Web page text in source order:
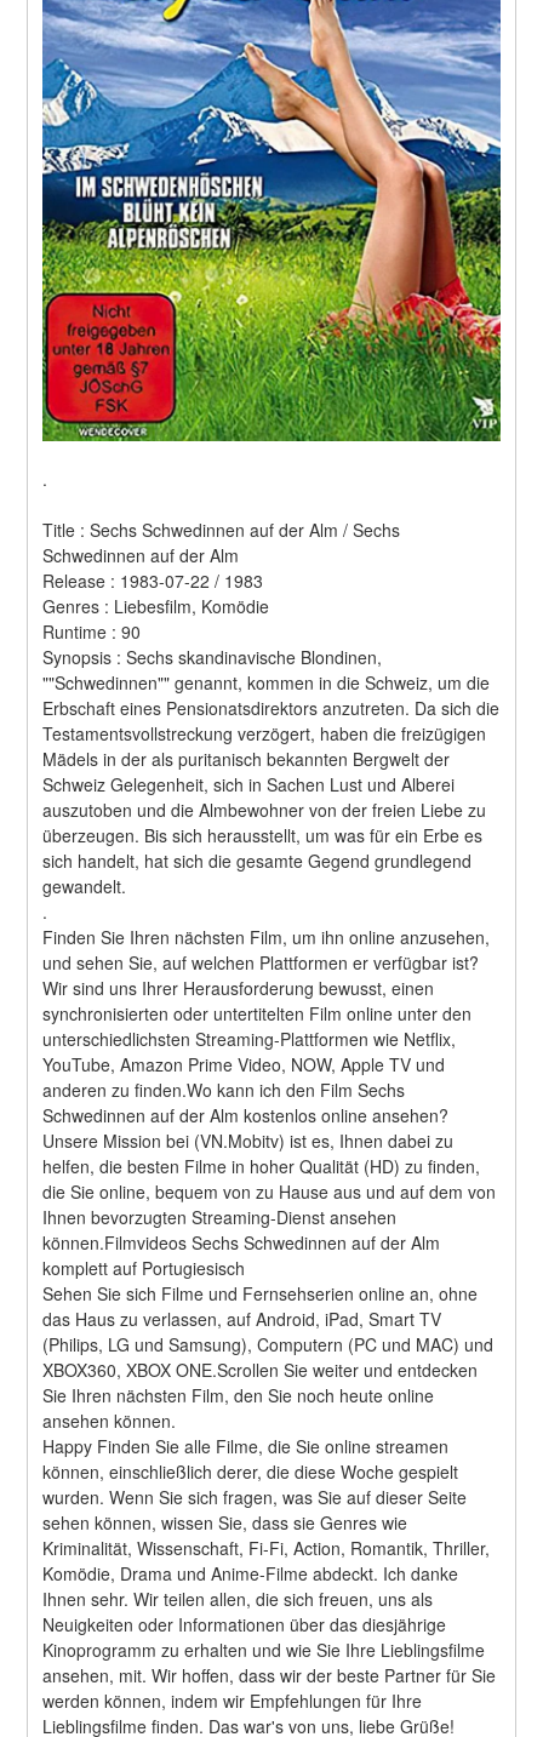
.
Title : Sechs Schwedinnen auf der Alm / Sechs
Schwedinnen auf der Alm
Release : 1983-07-22 / 1983
Genres : Liebesfilm, Komödie
Runtime : 90
Synopsis : Sechs skandinavische Blondinen,
""Schwedinnen"" genannt, kommen in die Schweiz, um die
Erbschaft eines Pensionatsdirektors anzutreten. Da sich die
Testamentsvollstreckung verzögert, haben die freizügigen
Mädels in der als puritanisch bekannten Bergwelt der
Schweiz Gelegenheit, sich in Sachen Lust und Alberei
auszutoben und die Almbewohner von der freien Liebe zu
überzeugen. Bis sich herausstellt, um was für ein Erbe es
sich handelt, hat sich die gesamte Gegend grundlegend
gewandelt.
.
Finden Sie Ihren nächsten Film, um ihn online anzusehen,
und sehen Sie, auf welchen Plattformen er verfügbar ist?
Wir sind uns Ihrer Herausforderung bewusst, einen
synchronisierten oder untertitelten Film online unter den
unterschiedlichsten Streaming-Plattformen wie Netflix,
YouTube, Amazon Prime Video, NOW, Apple TV und
anderen zu finden.Wo kann ich den Film Sechs
Schwedinnen auf der Alm kostenlos online ansehen?
Unsere Mission bei (VN.Mobitv) ist es, Ihnen dabei zu
helfen, die besten Filme in hoher Qualität (HD) zu finden,
die Sie online, bequem von zu Hause aus und auf dem von
Ihnen bevorzugten Streaming-Dienst ansehen
können.Filmvideos Sechs Schwedinnen auf der Alm
komplett auf Portugiesisch
Sehen Sie sich Filme und Fernsehserien online an, ohne
das Haus zu verlassen, auf Android, iPad, Smart TV
(Philips, LG und Samsung), Computern (PC und MAC) und
XBOX360, XBOX ONE.Scrollen Sie weiter und entdecken
Sie Ihren nächsten Film, den Sie noch heute online
ansehen können.
Happy Finden Sie alle Filme, die Sie online streamen
können, einschließlich derer, die diese Woche gespielt
wurden. Wenn Sie sich fragen, was Sie auf dieser Seite
sehen können, wissen Sie, dass sie Genres wie
Kriminalität, Wissenschaft, Fi-Fi, Action, Romantik, Thriller,
Komödie, Drama und Anime-Filme abdeckt. Ich danke
Ihnen sehr. Wir teilen allen, die sich freuen, uns als
Neuigkeiten oder Informationen über das diesjährige
Kinoprogramm zu erhalten und wie Sie Ihre Lieblingsfilme
ansehen, mit. Wir hoffen, dass wir der beste Partner für Sie
werden können, indem wir Empfehlungen für Ihre
Lieblingsfilme finden. Das war's von uns, liebe Grüße!